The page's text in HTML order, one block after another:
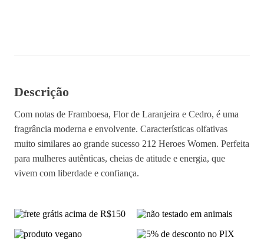
Descrição
Com notas de Framboesa, Flor de Laranjeira e Cedro, é uma
fragrância moderna e envolvente. Características olfativas
muito similares ao grande sucesso 212 Heroes Women. Perfeita
para mulheres autênticas, cheias de atitude e energia, que
vivem com liberdade e confiança.